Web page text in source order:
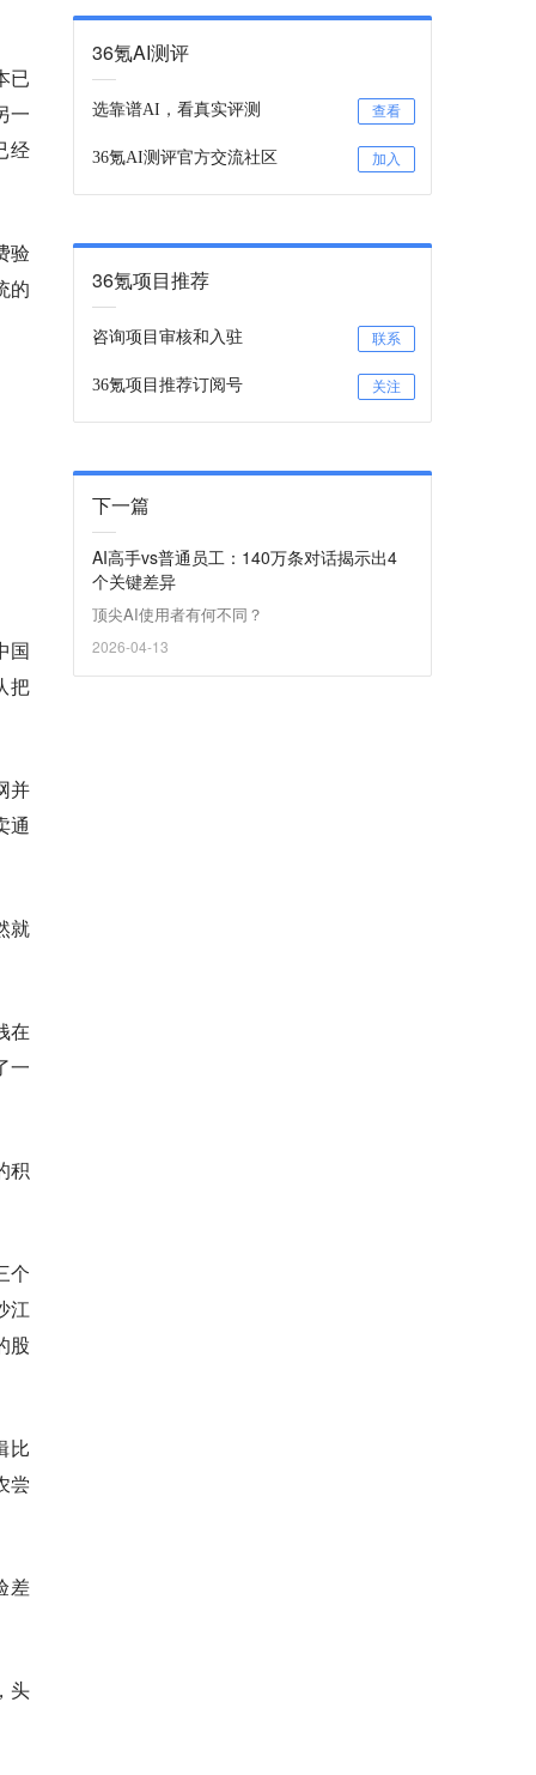
已
一
经
验
的
国
把
并
通
就
在
一
积
个
江
股
比
尝
差
头
36氪AI测评
选靠谱AI，看真实评测 查看
36氪AI测评官方交流社区 加入
36氪项目推荐
咨询项目审核和入驻 联系
36氪项目推荐订阅号 关注
下一篇
AI高手vs普通员工：140万条对话揭示出4
个关键差异
顶尖AI使用者有何不同？
2026-04-13